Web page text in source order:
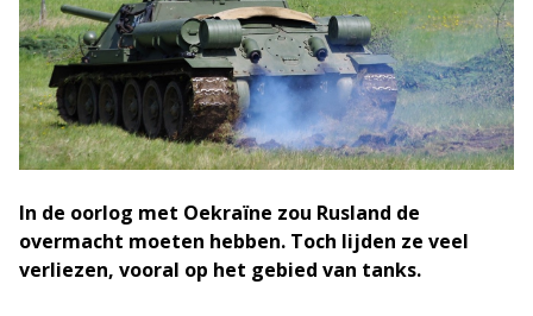
In de oorlog met Oekraïne zou Rusland de
overmacht moeten hebben. Toch lijden ze veel
verliezen, vooral op het gebied van tanks.